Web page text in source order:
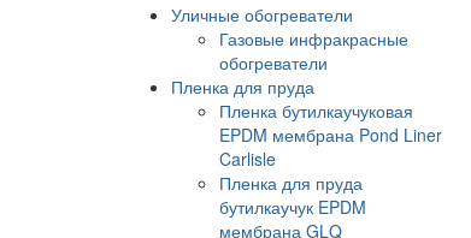
Уличные обогреватели
Газовые инфракрасные
обогреватели
Пленка для пруда
Пленка бутилкаучуковая
EPDM мембрана Pond Liner
Carlisle
Пленка для пруда
бутилкаучук EPDM
мембрана GLQ